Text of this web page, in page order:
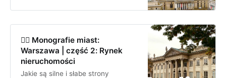
🧜‍♀️ Monografie miast:
Warszawa | część 2: Rynek
nieruchomości
Jakie są silne i słabe strony